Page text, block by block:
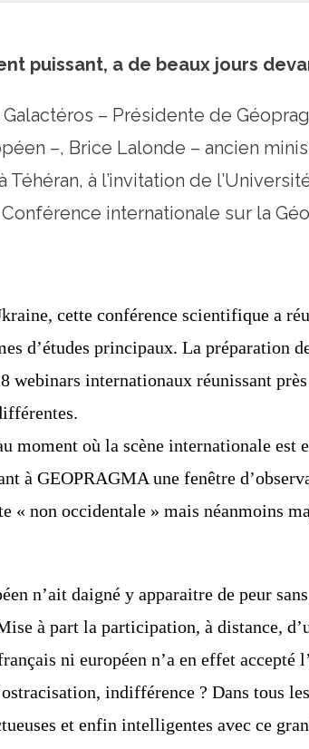
puissant, a de beaux jours
– Présidente de
–, Brice Lalonde – ancien
Téhéran, à l’invitation de
internationale sur la
cette conférence scientifique a
d’études principaux. La préparation
webinars internationaux réunissant
moment où la scène internationale est
à GEOPRAGMA une fenêtre
« non occidentale » mais néanmoins
n’ait daigné y apparaitre de peur
à part la participation, à distance,
ni européen n’a en effet accepté
indifférence ? Dans tous
et enfin intelligentes avec ce